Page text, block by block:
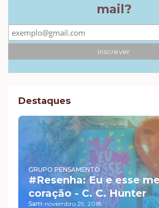
mail?
Destaques
GRUPO PENSAMENTO
#Resenha: Eu e esse
coração - C. C. Hunter
Sam-novembro 29, 2018